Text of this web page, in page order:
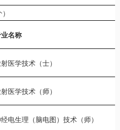
名称
医学技术（士）
医学技术（师）
电生理（脑电图）技术（师）